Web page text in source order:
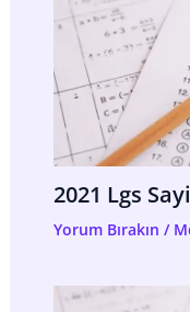
2021 Lgs
Yorum Bırakın /